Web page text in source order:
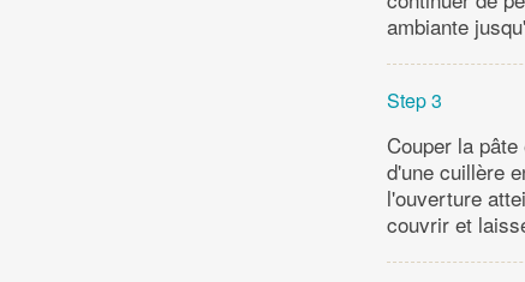
ambiante
Step 3
Couper la
d'une cuillère
l'ouverture
couvrir et